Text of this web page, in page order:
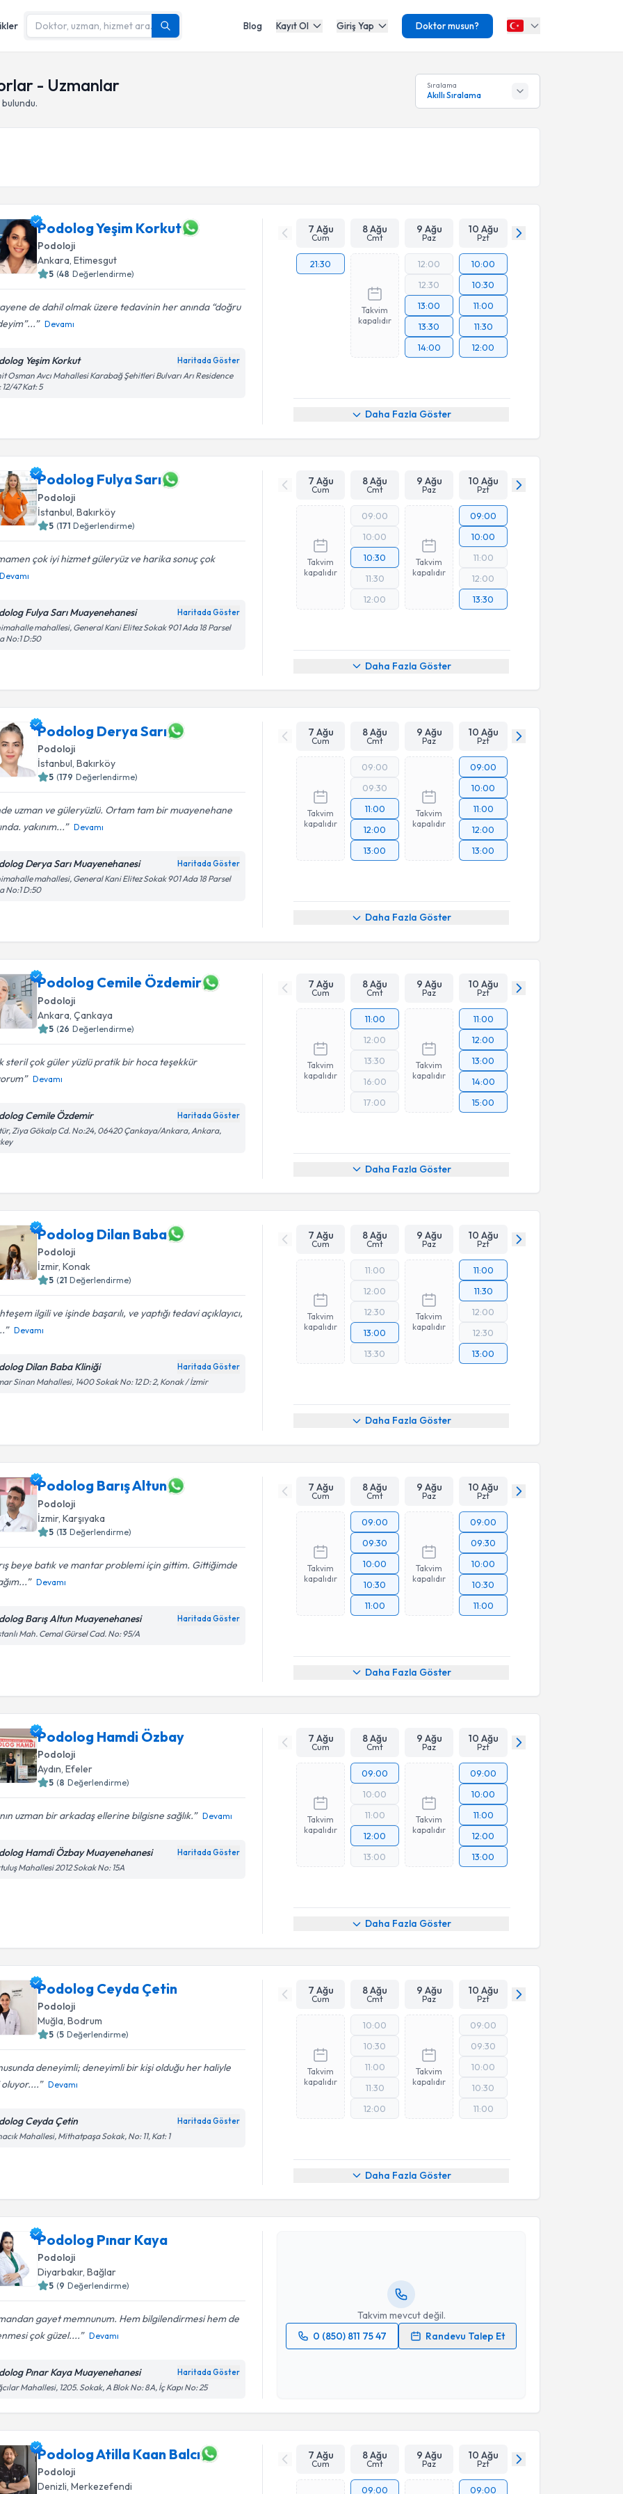
Blog Kayıt Ol Giriş Yap Doktor musun?
- Uzmanlar Sıralama
Akıllı Sıralama
Podolog Yeşim Korkut
Podoloji
Ankara,Etimesgut
5 (48 Değerlendirme)
de dahil olmak üzere tedavinin her anında “doğru
Devamı
Yeşim Korkut Haritada Göster
Osman Avcı Mahallesi Karabağ Şehitleri Bulvarı Arı Residence
12/47 Kat: 5
7 Ağu
Cum
8 Ağu
Cmt
9 Ağu
Paz
10 Ağu
Pzt
21:30
Takvim
kapalıdır
12:00
12:30
13:00
13:30
14:00
10:00
10:30
11:00
11:30
12:00
Daha Fazla Göster
Podolog Fulya Sarı
Podoloji
İstanbul ,Bakırköy
5 (171 Değerlendirme)
çok iyi hizmet güleryüz ve harika sonuç çok
Devamı
Fulya Sarı Muayenehanesi Haritada Göster
mahallesi, General Kani Elitez Sokak 901 Ada 18 Parsel
No:1 D:50
7 Ağu
Cum
8 Ağu
Cmt
9 Ağu
Paz
10 Ağu
Pzt
Takvim
kapalıdır
09:00
10:00
10:30
11:30
12:00
Takvim
kapalıdır
09:00
10:00
11:00
12:00
13:30
Daha Fazla Göster
Podolog Derya Sarı
Podoloji
İstanbul,Bakırköy
5 (179 Değerlendirme)
uzman ve güleryüzlü. Ortam tam bir muayenehane
yakınım...
Devamı
Derya Sarı Muayenehanesi Haritada Göster
mahallesi, General Kani Elitez Sokak 901 Ada 18 Parsel
No:1 D:50
7 Ağu
Cum
8 Ağu
Cmt
9 Ağu
Paz
10 Ağu
Pzt
Takvim
kapalıdır
09:00
09:30
11:00
12:00
13:00
Takvim
kapalıdır
09:00
10:00
11:00
12:00
13:00
Daha Fazla Göster
Podolog Cemile Özdemir
Podoloji
Ankara ,Çankaya
5 (26 Değerlendirme)
steril çok güler yüzlü pratik bir hoca teşekkür
Devamı
Cemile Özdemir Haritada Göster
Ziya Gökalp Cd. No:24, 06420 Çankaya/Ankara, Ankara,
7 Ağu
Cum
8 Ağu
Cmt
9 Ağu
Paz
10 Ağu
Pzt
Takvim
kapalıdır
11:00
12:00
13:30
16:00
17:00
Takvim
kapalıdır
11:00
12:00
13:00
14:00
15:00
Daha Fazla Göster
Podolog Dilan Baba
Podoloji
İzmir,Konak
5 (21 Değerlendirme)
ilgili ve işinde başarılı, ve yaptığı tedavi açıklayıcı,
Devamı
Dilan Baba Kliniği Haritada Göster
Sinan Mahallesi, 1400 Sokak No: 12 D: 2, Konak / İzmir
7 Ağu
Cum
8 Ağu
Cmt
9 Ağu
Paz
10 Ağu
Pzt
Takvim
kapalıdır
11:00
12:00
12:30
13:00
13:30
Takvim
kapalıdır
11:00
11:30
12:00
12:30
13:00
Daha Fazla Göster
Podolog Barış Altun
Podoloji
İzmir,Karşıyaka
5 (13 Değerlendirme)
beye batık ve mantar problemi için gittim. Gittiğimde
Devamı
Barış Altun Muayenehanesi Haritada Göster
Mah. Cemal Gürsel Cad. No: 95/A
7 Ağu
Cum
8 Ağu
Cmt
9 Ağu
Paz
10 Ağu
Pzt
Takvim
kapalıdır
09:00
09:30
10:00
10:30
11:00
Takvim
kapalıdır
09:00
09:30
10:00
10:30
11:00
Daha Fazla Göster
Podolog Hamdi Özbay
Podoloji
Aydın,Efeler
5 (8 Değerlendirme)
uzman bir arkadaş ellerine bilgisne sağlık. Devamı
Hamdi Özbay Muayenehanesi Haritada Göster
Mahallesi 2012 Sokak No: 15A
7 Ağu
Cum
8 Ağu
Cmt
9 Ağu
Paz
10 Ağu
Pzt
Takvim
kapalıdır
09:00
10:00
11:00
12:00
13:00
Takvim
kapalıdır
09:00
10:00
11:00
12:00
13:00
Daha Fazla Göster
Podolog Ceyda Çetin
Podoloji
Muğla ,Bodrum
5 (5 Değerlendirme)
deneyimli; deneyimli bir kişi olduğu her haliyle
Devamı
Ceyda Çetin Haritada Göster
Mahallesi, Mithatpaşa Sokak, No: 11, Kat: 1
7 Ağu
Cum
8 Ağu
Cmt
9 Ağu
Paz
10 Ağu
Pzt
Takvim
kapalıdır
10:00
10:30
11:00
11:30
12:00
Takvim
kapalıdır
09:00
09:30
10:00
10:30
11:00
Daha Fazla Göster
Podolog Pınar Kaya
Podoloji
Diyarbakır,Bağlar
5 (9 Değerlendirme)
gayet memnunum. Hem bilgilendirmesi hem de
çok güzel....
Devamı
Pınar Kaya Muayenehanesi Haritada Göster
Mahallesi, 1205. Sokak, A Blok No: 8A, İç Kapı No: 25
Takvim mevcut değil.
0 (850) 811 75 47
Randevu Talep Et
Randevu Takvimi Talebi
Podolog Pınar Kaya
Takvim Talebini Gönder
Podolog Atilla Kaan Balcı
Podoloji
Denizli,Merkezefendi
7 Ağu
Cum
8 Ağu
Cmt
9 Ağu
Paz
10 Ağu
Pzt
09:00 09:00